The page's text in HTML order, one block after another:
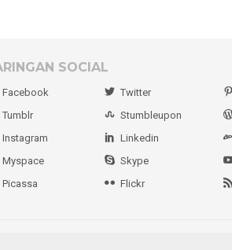
SOCIAL
Facebook Twitter
Tumblr
Stumbleupon
Instagram
Linkedin
Myspace
Skype
Picassa
Flickr